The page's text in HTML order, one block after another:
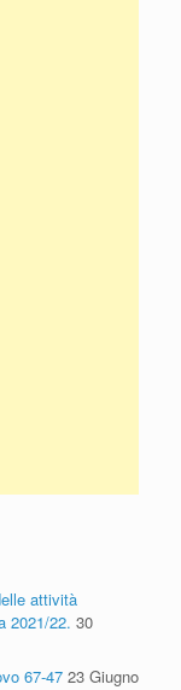
attività
2021/22. 30
67-47 23 Giugno